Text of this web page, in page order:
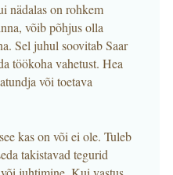
nädalas on rohkem
võib põhjus olla
Sel juhul soovitab Saar
töökoha vahetust. Hea
või toetava
kas on või ei ole. Tuleb
takistavad tegurid